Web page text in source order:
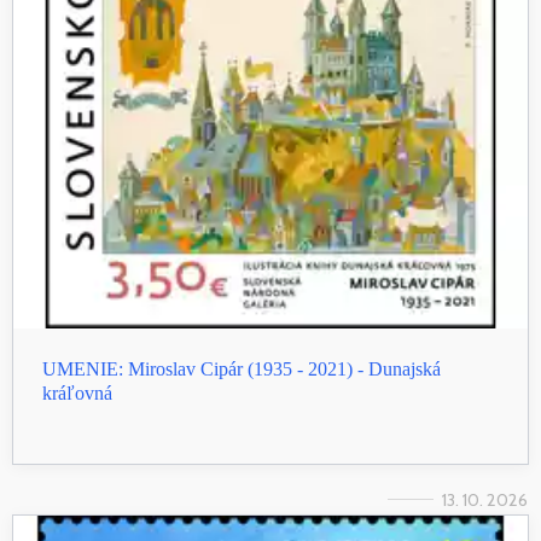
UMENIE: Miroslav Cipár (1935 - 2021) - Dunajská
kráľovná
13. 10. 2026